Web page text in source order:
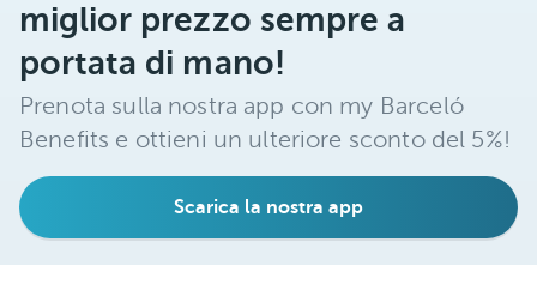
miglior prezzo sempre a
portata di mano!
Prenota sulla nostra app con my Barceló
Benefits e ottieni un ulteriore sconto del 5%!
Scarica la nostra app